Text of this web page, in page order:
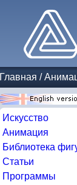
Главная /
Искусство
Анимация
Библиотека
Статьи
Программы